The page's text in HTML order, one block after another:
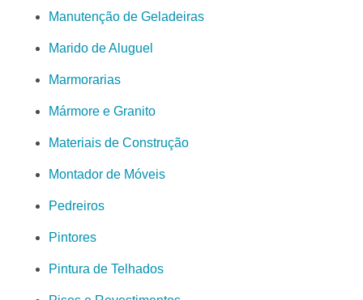
Manutenção de Geladeiras
Marido de Aluguel
Marmorarias
Mármore e Granito
Materiais de Construção
Montador de Móveis
Pedreiros
Pintores
Pintura de Telhados